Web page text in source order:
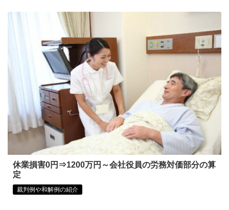
休業損害0円⇒1200万円～会社役員の労務対価部分の算
定
裁判例や和解例の紹介